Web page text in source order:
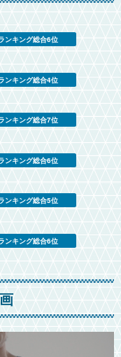
ンキング総合6位
ンキング総合4位
ンキング総合7位
ンキング総合6位
ンキング総合5位
ンキング総合6位